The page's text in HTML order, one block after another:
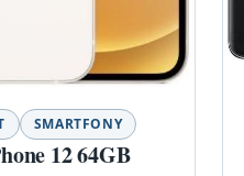
SMARTFONY
12 64GB